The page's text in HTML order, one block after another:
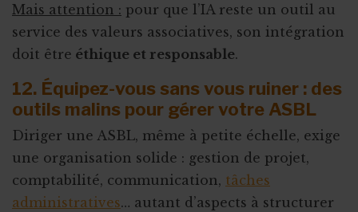
Mais attention : pour que l’IA reste un outil au
service des valeurs associatives, son intégration
doit être éthique et responsable.
12. Équipez-vous sans vous ruiner : des
outils malins pour gérer votre ASBL
Diriger une ASBL, même à petite échelle, exige
une organisation solide : gestion de projet,
comptabilité, communication, tâches
administratives… autant d’aspects à structurer